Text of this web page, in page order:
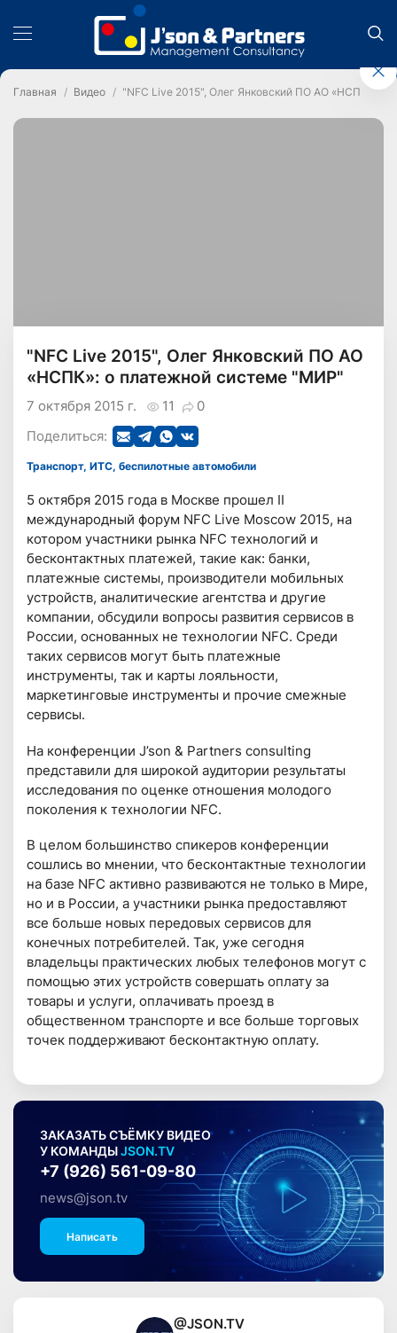
Главная Видео "NFC Live 2015", Олег Янковский ПО АО «НСПК»: о
"NFC Live 2015", Олег Янковский ПО АО
«НСПК»: о платежной системе "МИР"
11 0
7 октября 2015 г.
Поделиться:
Транспорт, ИТС, беспилотные автомобили
5 октября 2015 года в Москве прошел II
международный форум NFC Live Moscow 2015, на
котором участники рынка NFC технологий и
бесконтактных платежей, такие как: банки,
платежные системы, производители мобильных
устройств, аналитические агентства и другие
компании, обсудили вопросы развития сервисов в
России, основанных не технологии NFC. Среди
таких сервисов могут быть платежные
инструменты, так и карты лояльности,
маркетинговые инструменты и прочие смежные
сервисы.
На конференции J’son & Partners consulting
представили для широкой аудитории результаты
исследования по оценке отношения молодого
поколения к технологии NFC.
В целом большинство спикеров конференции
сошлись во мнении, что бесконтактные технологии
на базе NFC активно развиваются не только в Мире,
но и в России, а участники рынка предоставляют
все больше новых передовых сервисов для
конечных потребителей. Так, уже сегодня
владельцы практических любых телефонов могут с
помощью этих устройств совершать оплату за
товары и услуги, оплачивать проезд в
общественном транспорте и все больше торговых
точек поддерживают бесконтактную оплату.
ЗАКАЗАТЬ СЪЁМКУ ВИДЕО
У КОМАНДЫJSON.TV
+7 (926) 561-09-80
news@json.tv
Написать
@JSON.TV